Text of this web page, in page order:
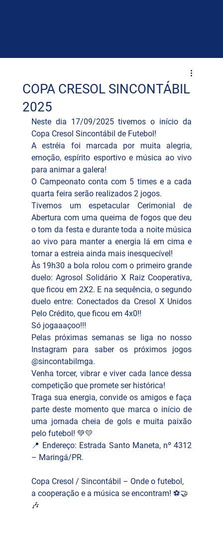
COPA CRESOL SINCONTÁBIL
2025
Neste dia 17/09/2025 tivemos o início da
Copa Cresol Sincontábil de Futebol!
A estréia foi marcada por muita alegria,
emoção, espírito esportivo e música ao vivo
para animar a galera!
O Campeonato conta com 5 times e a cada
quarta feira serão realizados 2 jogos.
Tivemos um espetacular Cerimonial de
Abertura com uma queima de fogos que deu
o tom da festa e durante toda a noite música
ao vivo para manter a energia lá em cima e
tornar a estreia ainda mais inesquecível!
Às 19h30 a bola rolou com o primeiro grande
duelo: Agrosol Solidário X Raiz Cooperativa,
que ficou em 2X2. E na sequência, o segundo
duelo entre: Conectados da Cresol X Unidos
Pelo Crédito, que ficou em 4x0!!
Só jogaaaçoo!!!
Pelas próximas semanas se liga no nosso
Instagram para saber os próximos jogos
@sincontabilmga.
Venha torcer, vibrar e viver cada lance dessa
competição que promete ser histórica!
Traga sua energia, convide os amigos e faça
parte deste momento que marca o início de
uma jornada cheia de gols e muita paixão
pelo futebol! 💚💛
📍 Endereço: Estrada Santo Maneta, nº 4312
– Maringá/PR.
Copa Cresol / Sincontábil – Onde o futebol,
a cooperação e a música se encontram! ⚽🤝
🎶